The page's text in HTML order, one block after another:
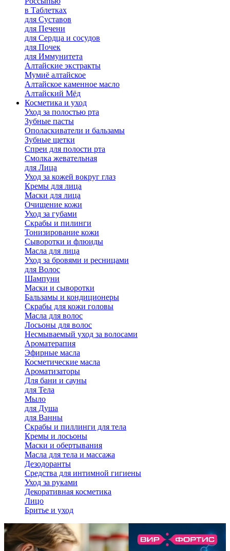
в Таблетках
для Cуставов
для Печени
для Сердца и сосудов
для Почек
для Иммунитета
Алтайские экстракты
Мумиё алтайское
Алтайское каменное масло
Алтайский Мёд
Косметика и уход
Уход за полостью рта
Зубные пасты
Ополаскиватели и бальзамы
Зубные щетки
Спреи для полости рта
Смолка жевательная
для Лица
Уход за кожей вокруг глаз
Кремы для лица
Маски для лица
Очищение кожи
Уход за губами
Скрабы и пилинги
Тонизирование кожи
Сыворотки и флюиды
Масла для лица
Уход за бровями и ресницами
для Волос
Шампуни
Маски и сыворотки
Бальзамы и кондиционеры
Скрабы для кожи головы
Масла для волос
Лосьоны для волос
Несмываемый уход за волосами
Ароматерапия
Эфирные масла
Косметические масла
Ароматизаторы
Для бани и сауны
для Тела
Мыло
для Душа
для Ванны
Скрабы и пиллинги для тела
Кремы и лосьоны
Маски и обертывания
Масла для тела и массажа
Дезодоранты
Средства для интимной гигиены
Уход за руками
Декоративная косметика
Лицо
Бритье и уход